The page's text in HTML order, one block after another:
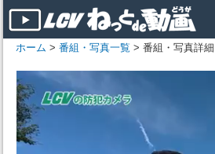
ホーム > 番組・写真一覧 > 番組・写真詳細